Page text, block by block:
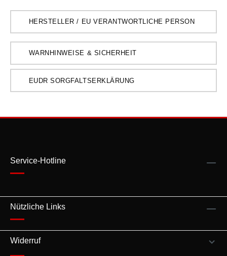
HERSTELLER / EU VERANTWORTLICHE PERSON
WARNHINWEISE & SICHERHEIT
EUDR SORGFALTSERKLÄRUNG
Service-Hotline
Nützliche Links
Widerruf